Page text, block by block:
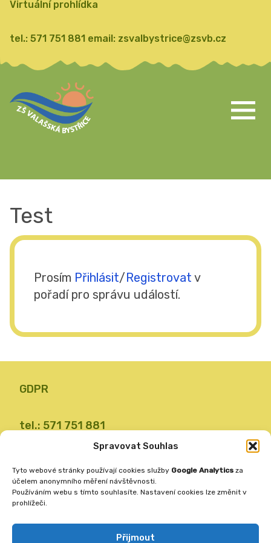
Spravovat Souhlas
Tyto webové stránky používají cookies služby Google Analytics za
účelem anonymního měření návštěvnosti.
Používáním webu s tímto souhlasíte. Nastavení cookies lze změnit v
prohlížeči.
Přijmout
Virtuální prohlídka
tel.: 571 751 881 email: zsvalbystrice@zsvb.cz
Test
Prosím Přihlásit/Registrovat v
pořadí pro správu událostí.
GDPR
tel.: 571 751 881
email: zsvalbystrice@zsvb.cz
ID datové schránky: 24dabpx